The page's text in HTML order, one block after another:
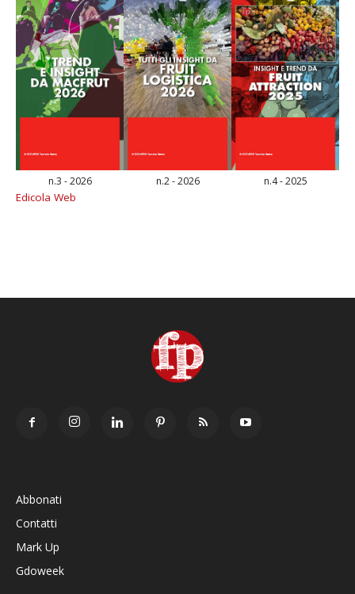
n.3 - 2026 n.2 - 2026 n.4 - 2025
Edicola Web
Abbonati
Contatti
Mark Up
Gdoweek